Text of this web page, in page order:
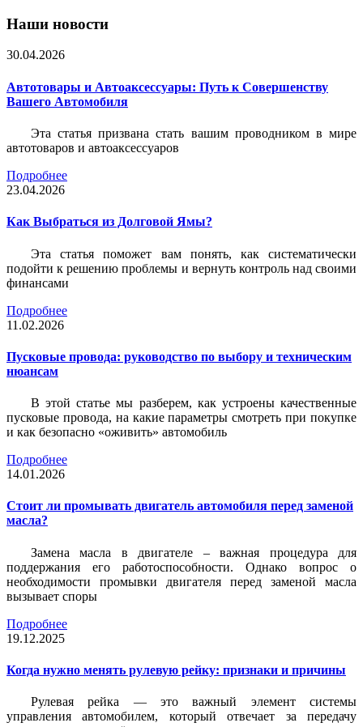
Наши новости
30.04.2026
Автотовары и Автоаксессуары: Путь к Совершенству
Вашего Автомобиля
Эта статья призвана стать вашим проводником в мире
автотоваров и автоаксессуаров
Подробнее
23.04.2026
Как Выбраться из Долговой Ямы?
Эта статья поможет вам понять, как систематически
подойти к решению проблемы и вернуть контроль над своими
финансами
Подробнее
11.02.2026
Пусковые провода: руководство по выбору и техническим
нюансам
В этой статье мы разберем, как устроены качественные
пусковые провода, на какие параметры смотреть при покупке
и как безопасно «оживить» автомобиль
Подробнее
14.01.2026
Стоит ли промывать двигатель автомобиля перед заменой
масла?
Замена масла в двигателе – важная процедура для
поддержания его работоспособности. Однако вопрос о
необходимости промывки двигателя перед заменой масла
вызывает споры
Подробнее
19.12.2025
Когда нужно менять рулевую рейку: признаки и причины
Рулевая рейка — это важный элемент системы
управления автомобилем, который отвечает за передачу